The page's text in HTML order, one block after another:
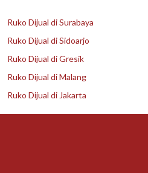
Ruko Dijual di Surabaya
Ruko Dijual di Sidoarjo
Ruko Dijual di Gresik
Ruko Dijual di Malang
Ruko Dijual di Jakarta